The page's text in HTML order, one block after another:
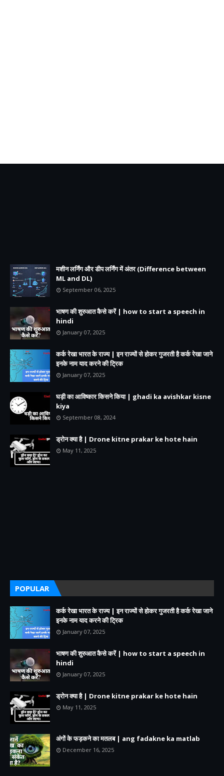
मशीन लर्निंग और डीप लर्निंग में अंतर (Difference between
ML and DL)
September 06, 2025
भाषण की शुरुआत कैसे करें | how to start a speech in
hindi
January 07, 2025
कर्क रेखा भारत के राज्य | इन राज्यों से होकर गुजरती है कर्क रेखा जाने
इनके नाम याद करने की ट्रिक
January 07, 2025
घड़ी का आविष्कार किसने किया | ghadi ka avishkar kisne
kiya
September 08, 2024
ड्रोन क्या है | Drone kitne prakar ke hote hain
May 11, 2025
POPULAR
कर्क रेखा भारत के राज्य | इन राज्यों से होकर गुजरती है कर्क रेखा जाने
इनके नाम याद करने की ट्रिक
January 07, 2025
भाषण की शुरुआत कैसे करें | how to start a speech in
hindi
January 07, 2025
ड्रोन क्या है | Drone kitne prakar ke hote hain
May 11, 2025
अंगों के फड़कने का मतलब | ang fadakne ka matlab
December 16, 2025